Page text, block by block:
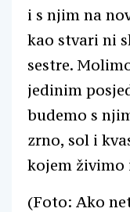
i s njim na
kao stvari ni
sestre.
jedinim
budemo s
zrno, sol i
kojem živimo
(Foto: Ako